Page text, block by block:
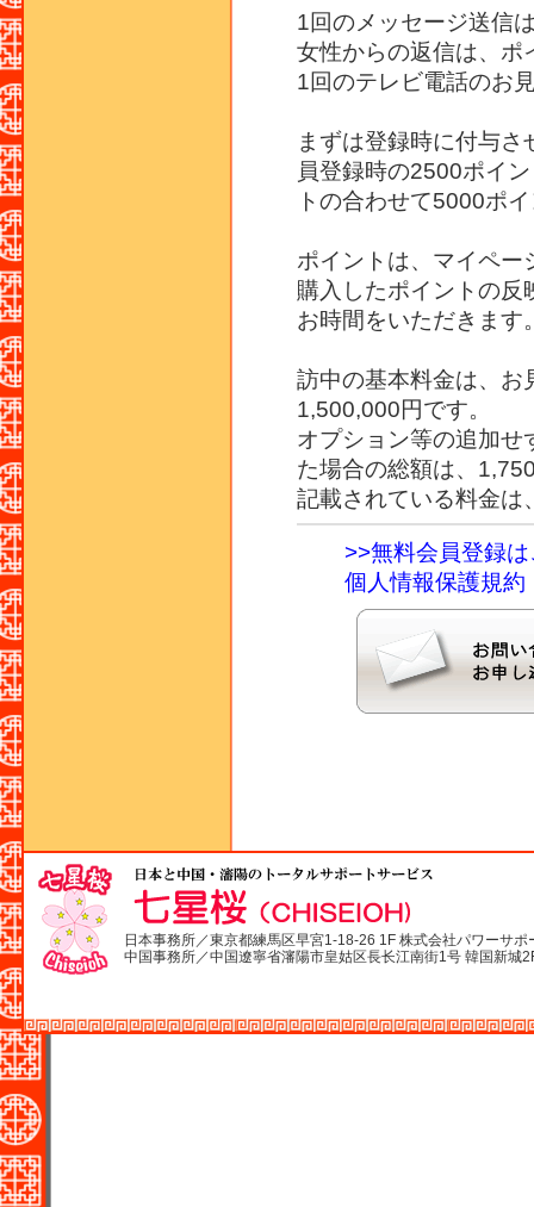
1回のメッセージ送信
女性からの返信は、ポ
1回のテレビ電話のお
まずは登録時に付与
員登録時の2500ポイ
トの合わせて5000ポ
ポイントは、マイペー
購入したポイントの反
お時間をいただきます
訪中の基本料金は、お
1,500,000円です。
オプション等の追加せ
た場合の総額は、
記載されている料金は
>>無料会員登録
個人情報保護規約
日本事務所／東京都練馬区早宮1-18-26 1F 株式会社パワーサポ
中国事務所／中国遼寧省瀋陽市皇姑区長长江南街1号 韓国新城